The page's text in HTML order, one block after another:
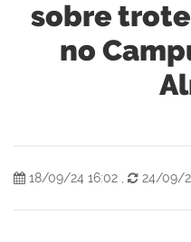
sobre
no
18/09/24 16:02 , 24/09/